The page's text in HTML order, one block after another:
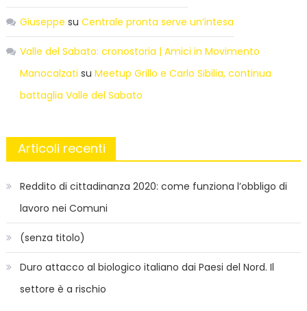
Giuseppe su Centrale pronta serve un’intesa
Valle del Sabato: cronostoria | Amici in Movimento
Manocalzati su Meetup Grillo e Carlo Sibilia, continua
battaglia Valle del Sabato
Articoli recenti
Reddito di cittadinanza 2020: come funziona l’obbligo di
lavoro nei Comuni
(senza titolo)
Duro attacco al biologico italiano dai Paesi del Nord. Il
settore è a rischio